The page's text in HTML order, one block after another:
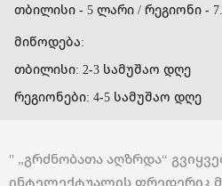
თბილისი - 5 ლარი / რეგიონი -
მიწოდება:
თბილისი: 2-3 სამუშაო დღე
რეგიონები: 4-5 სამუშაო დღე
" „გრძნობათა აღზრდა“
ინტელექტუალის ფრედერიკ